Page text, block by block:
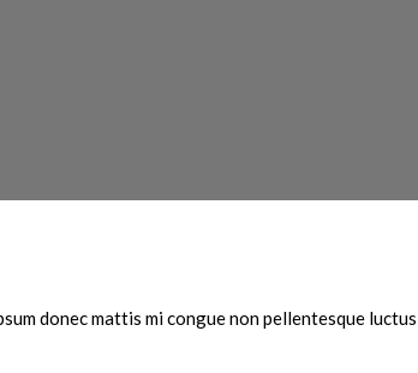
donec mattis mi congue non pellentesque